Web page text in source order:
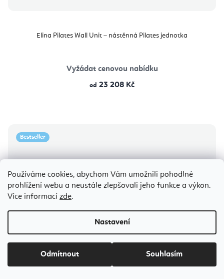
Používáme cookies, abychom Vám umožnili pohodlné
prohlížení webu a neustále zlepšovali jeho funkce a výkon.
Více informací zde.
Nastavení
Odmítnout Souhlasím
Elina Pilates Wall Unit – nástěnná Pilates jednotka
Vyžádat cenovou nabídku
od 23 208 Kč
Bestseller